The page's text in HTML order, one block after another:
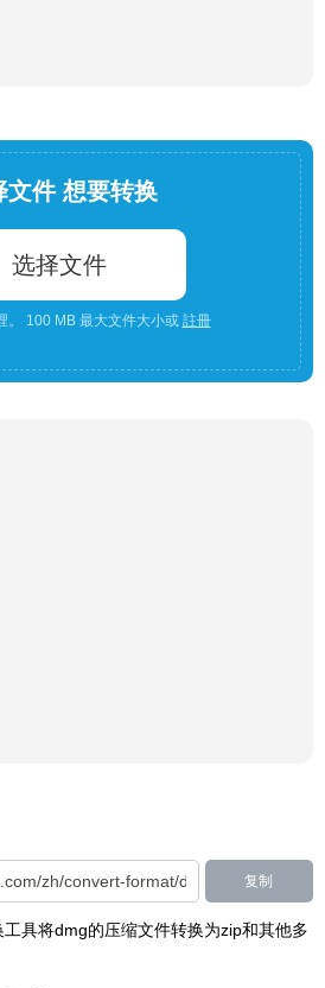
文件 想要转换
选择文件
。 100 MB 最大文件大小或 註冊
复制
具将dmg的压缩文件转换为zip和其他多